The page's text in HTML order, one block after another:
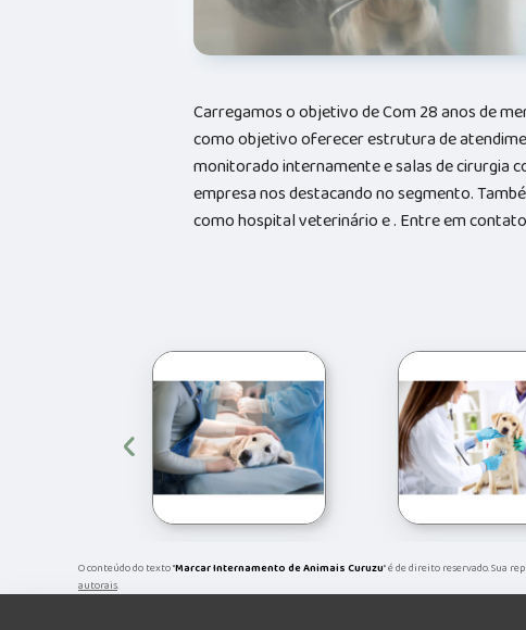
Carregamos o objetivo de Com 28 anos de
como objetivo oferecer estrutura de
monitorado internamente e salas de cirurgia
empresa nos destacando no segmento.
como hospital veterinário e . Entre em
‹
O conteúdo do texto "Marcar Internamento de Animais Curuzu" é de direito reservado. Sua
autorais.